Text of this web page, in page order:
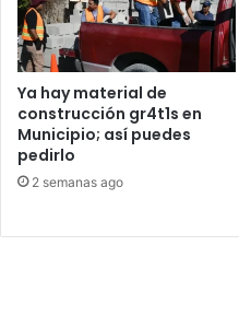
Ya hay material de
construcción gr4t1s en
Municipio; así puedes
pedirlo
2 semanas ago